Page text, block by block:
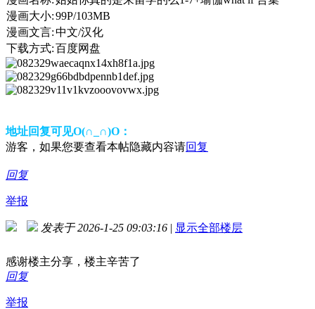
漫画大小:99P/103MB
漫画文言:中文/汉化
下载方式:百度网盘
地址回复可见O(∩_∩)O：
游客，如果您要查看本帖隐藏内容请回复
回复
举报
发表于 2026-1-25 09:03:16 | 显示全部楼层
感谢楼主分享，楼主辛苦了
回复
举报